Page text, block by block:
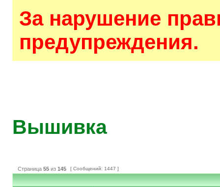
За нарушение
предупреждения.
Вышивка
Страница 55 из 145 [ Сообщений: 1447 ]